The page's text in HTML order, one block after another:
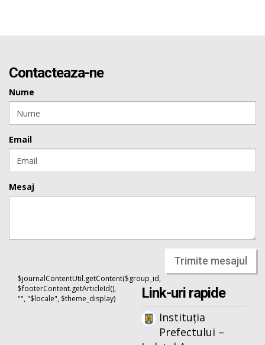
Contacteaza-ne
Nume
Email
Mesaj
Trimite mesajul
$journalContentUtil.getContent($group_id,
$footerContent.getArticleId(),
"", "$locale", $theme_display)
Link-uri rapide
Instituția
Prefectului –